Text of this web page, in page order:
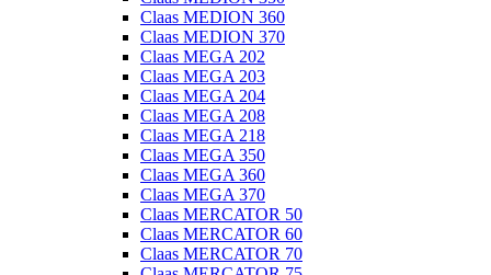
Claas MEDION 360
Claas MEDION 370
Claas MEGA 202
Claas MEGA 203
Claas MEGA 204
Claas MEGA 208
Claas MEGA 218
Claas MEGA 350
Claas MEGA 360
Claas MEGA 370
Claas MERCATOR 50
Claas MERCATOR 60
Claas MERCATOR 70